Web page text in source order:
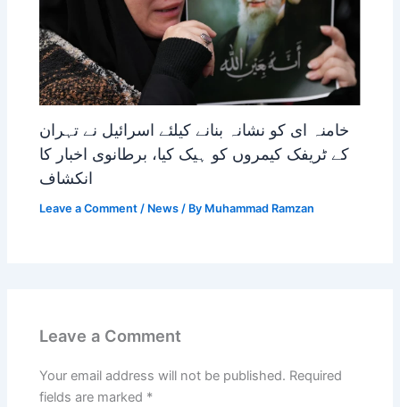
خامنہ ای کو نشانہ بنانے کیلئے اسرائیل نے تہران
کے ٹریفک کیمروں کو ہیک کیا، برطانوی اخبار کا
انکشاف
Leave a Comment / News / By Muhammad Ramzan
Leave a Comment
Your email address will not be published. Required
fields are marked *